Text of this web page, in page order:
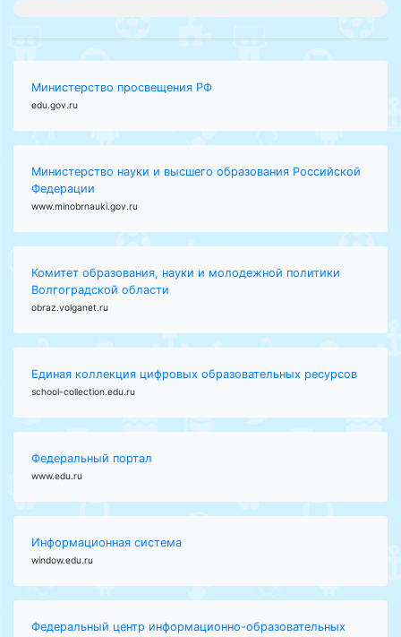
Министерство просвещения РФ
edu.gov.ru
Министерство науки и высшего образования Российской
Федерации
www.minobrnauki.gov.ru
Комитет образования, науки и молодежной политики
Волгоградской области
obraz.volganet.ru
Единая коллекция цифровых образовательных ресурсов
school-collection.edu.ru
Федеральный портал
www.edu.ru
Информационная система
window.edu.ru
Федеральный центр информационно-образовательных